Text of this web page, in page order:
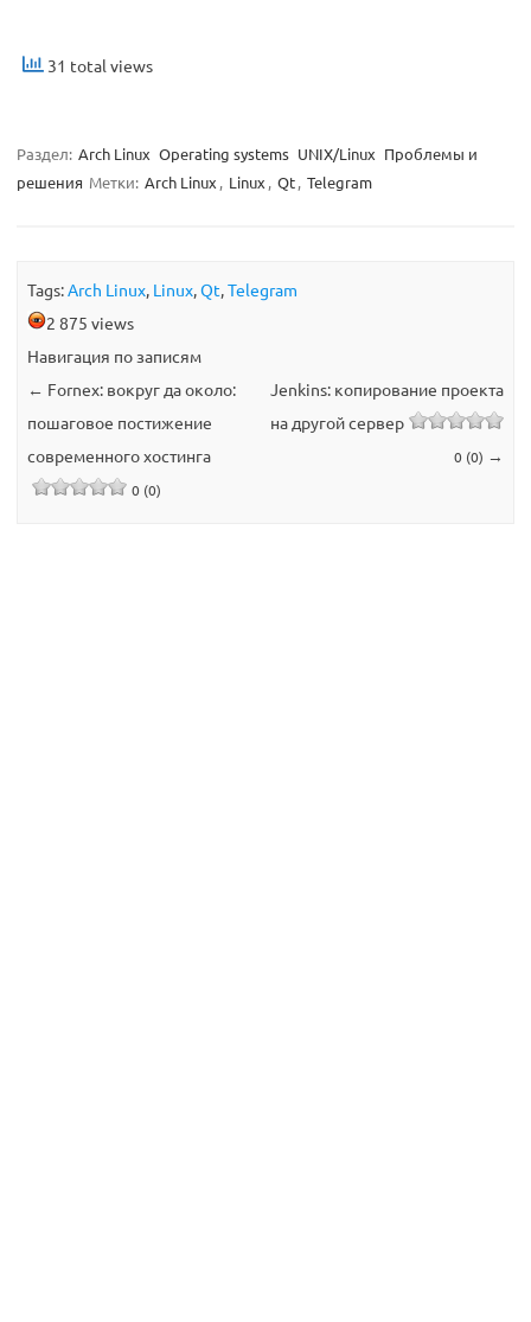
31 total views
Раздел: Arch Linux Operating systems UNIX/Linux Проблемы и
решения Метки: Arch Linux, Linux, Qt, Telegram
Tags:Arch Linux, Linux,Qt,Telegram
2 875 views
Навигация по записям
← Fornex: вокруг да около:
пошаговое постижение
современного хостинга
0 (0)
Jenkins: копирование проекта
на другой сервер
0 (0) →